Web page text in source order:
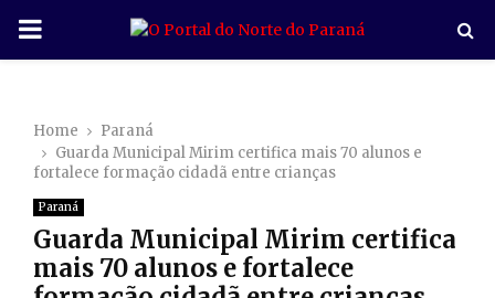
P
M
A
Home
Paraná
Guarda Municipal Mirim certifica mais 70 alunos e
fortalece formação cidadã entre crianças
Paraná
Guarda Municipal Mirim certifica
mais 70 alunos e fortalece